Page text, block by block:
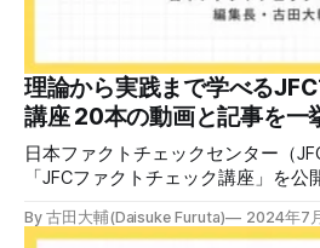
す。 受講生には教材を提供 デマや不確かな情報が蔓延する
中で、自衛策が求められています
けでは、対策になりません。最初か
ん。誰だって気をつけているのに、
理論から実践まで学べる
講座 20本の動画と記事を一
日本ファクトチェックセンター（
「JFCファクトチェック講座」を公
ファクトチェックやメディアリテ
By 古田大輔(Daisuke Furuta) 2024年7